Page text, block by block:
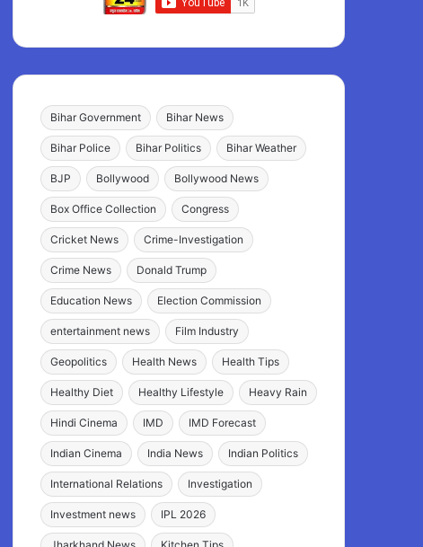
Bihar Government Bihar News
Bihar Police Bihar Politics Bihar Weather
BJP Bollywood Bollywood News
Box Office Collection Congress
Cricket News Crime-Investigation
Crime News Donald Trump
Education News Election Commission
entertainment news Film Industry
Geopolitics Health News Health Tips
Healthy Diet Healthy Lifestyle Heavy Rain
Hindi Cinema IMD IMD Forecast
Indian Cinema India News Indian Politics
International Relations Investigation
Investment news IPL 2026